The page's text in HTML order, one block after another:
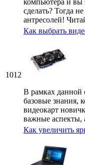
компьютера и вы
сделать? Тогда
антресолей!
1012
Как выбрать
В рамках данной
базовые знания,
видеокарт
важные аспекты,
Как увеличить